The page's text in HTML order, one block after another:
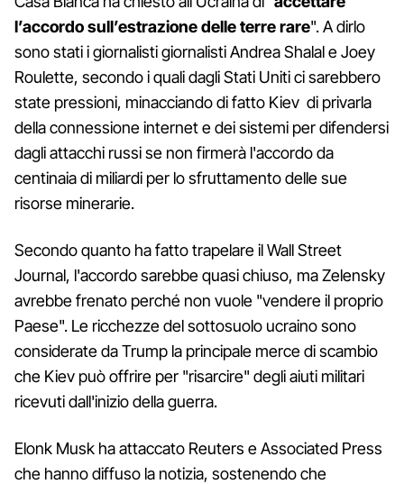
l’accordo sull’estrazione delle terre rare". A dirlo
sono stati i giornalisti giornalisti Andrea Shalal e Joey
Roulette, secondo i quali dagli Stati Uniti ci sarebbero
state pressioni, minacciando di fatto Kiev di privarla
della connessione internet e dei sistemi per difendersi
dagli attacchi russi se non firmerà l'accordo da
centinaia di miliardi per lo sfruttamento delle sue
risorse minerarie.
Secondo quanto ha fatto trapelare il Wall Street
Journal, l'accordo sarebbe quasi chiuso, ma Zelensky
avrebbe frenato perché non vuole "vendere il proprio
Paese". Le ricchezze del sottosuolo ucraino sono
considerate da Trump la principale merce di scambio
che Kiev può offrire per "risarcire" degli aiuti militari
ricevuti dall'inizio della guerra.
Elonk Musk ha attaccato Reuters e Associated Press
che hanno diffuso la notizia, sostenendo che